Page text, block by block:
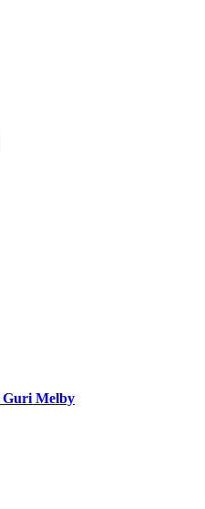
Guri Melby